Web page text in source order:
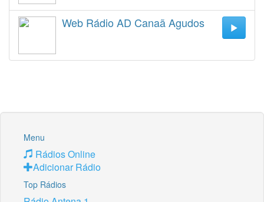
Web Rádio AD Canaã Agudos
Menu
Rádios Online
Adicionar Rádio
Top Rádios